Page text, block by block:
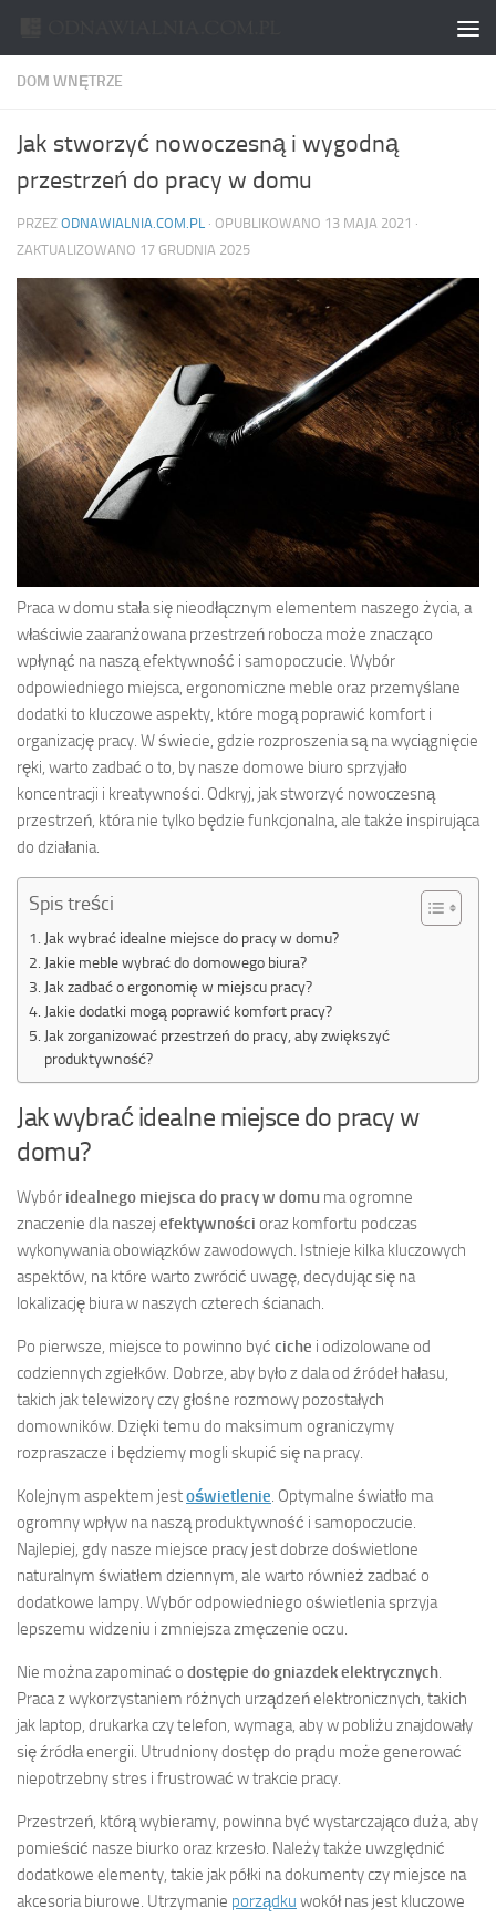
DOM WNĘTRZE
Jak stworzyć nowoczesną i wygodną
przestrzeń do pracy w domu
PRZEZ ODNAWIALNIA.COM.PL · OPUBLIKOWANO 13 MAJA 2021 ·
ZAKTUALIZOWANO 17 GRUDNIA 2025
Praca w domu stała się nieodłącznym elementem naszego życia, a
właściwie zaaranżowana przestrzeń robocza może znacząco
wpłynąć na naszą efektywność i samopoczucie. Wybór
odpowiedniego miejsca, ergonomiczne meble oraz przemyślane
dodatki to kluczowe aspekty, które mogą poprawić komfort i
organizację pracy. W świecie, gdzie rozproszenia są na wyciągnięcie
ręki, warto zadbać o to, by nasze domowe biuro sprzyjało
koncentracji i kreatywności. Odkryj, jak stworzyć nowoczesną
przestrzeń, która nie tylko będzie funkcjonalna, ale także inspirująca
do działania.
Spis treści
Jak wybrać idealne miejsce do pracy w domu?
Jakie meble wybrać do domowego biura?
Jak zadbać o ergonomię w miejscu pracy?
Jakie dodatki mogą poprawić komfort pracy?
Jak zorganizować przestrzeń do pracy, aby zwiększyć
produktywność?
Jak wybrać idealne miejsce do pracy w
domu?
Wybór idealnego miejsca do pracy w domu ma ogromne
znaczenie dla naszej efektywności oraz komfortu podczas
wykonywania obowiązków zawodowych. Istnieje kilka kluczowych
aspektów, na które warto zwrócić uwagę, decydując się na
lokalizację biura w naszych czterech ścianach.
Po pierwsze, miejsce to powinno być ciche i odizolowane od
codziennych zgiełków. Dobrze, aby było z dala od źródeł hałasu,
takich jak telewizory czy głośne rozmowy pozostałych
domowników. Dzięki temu do maksimum ograniczymy
rozpraszacze i będziemy mogli skupić się na pracy.
Kolejnym aspektem jestoświetlenie. Optymalne światło ma
ogromny wpływ na naszą produktywność i samopoczucie.
Najlepiej, gdy nasze miejsce pracy jest dobrze doświetlone
naturalnym światłem dziennym, ale warto również zadbać o
dodatkowe lampy. Wybór odpowiedniego oświetlenia sprzyja
lepszemu widzeniu i zmniejsza zmęczenie oczu.
Nie można zapominać o dostępie do gniazdek elektrycznych.
Praca z wykorzystaniem różnych urządzeń elektronicznych, takich
jak laptop, drukarka czy telefon, wymaga, aby w pobliżu znajdowały
się źródła energii. Utrudniony dostęp do prądu może generować
niepotrzebny stres i frustrować w trakcie pracy.
Przestrzeń, którą wybieramy, powinna być wystarczająco duża, aby
pomieścić nasze biurko oraz krzesło. Należy także uwzględnić
dodatkowe elementy, takie jak półki na dokumenty czy miejsce na
akcesoria biurowe. Utrzymanie porządku wokół nas jest kluczowe